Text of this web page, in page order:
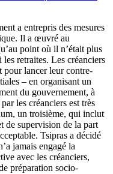
a entrepris des mesures
Il a œuvré au
point où il n’était plus
retraites. Les créanciers
pour lancer leur contre-
– en organisant un
du gouvernement, à
les créanciers est très
un troisième, qui inclut
de supervision de la part
Tsipras a décidé
jamais engagé la
avec les créanciers,
préparation socio-